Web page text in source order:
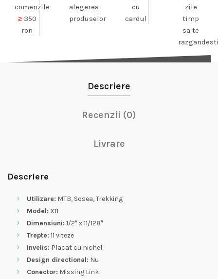
comenzile
≥350
ron
alegerea
produselor
cu
cardul
zile
timp
sa te
Descriere
Recenzii (0)
Livrare
Descriere
Utilizare: MTB, Sosea, Trekking
Model: X11
Dimensiuni: 1/2″ x 11/128″
Trepte: 11 viteze
Invelis: Placat cu nichel
Design directional: Nu
Conector: Missing Link